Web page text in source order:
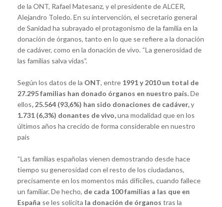
de la ONT, Rafael Matesanz, y el presidente de ALCER,
Alejandro Toledo. En su intervención, el secretario general
de Sanidad ha subrayado el protagonismo de la familia en la
donación de órganos, tanto en lo que se refiere a la donación
de cadáver, como en la donación de vivo. “La generosidad de
las familias salva vidas”.
Según los datos de la ONT, entre 1991 y 2010 un total de
27.295 familias han donado órganos en nuestro país.De
ellos, 25.564 (93,6%) han sido donaciones de cadáver,y
1.731 (6,3%) donantes de vivo,una modalidad que en los
últimos años ha crecido de forma considerable en nuestro
país
“Las familias españolas vienen demostrando desde hace
tiempo su generosidad con el resto de los ciudadanos,
precisamente en los momentos más difíciles, cuando fallece
un familiar. De hecho, de cada 100 familias a las que en
España se les solicita la donación de órganos tras la